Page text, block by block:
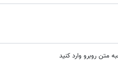
متن روبرو وارد کنید